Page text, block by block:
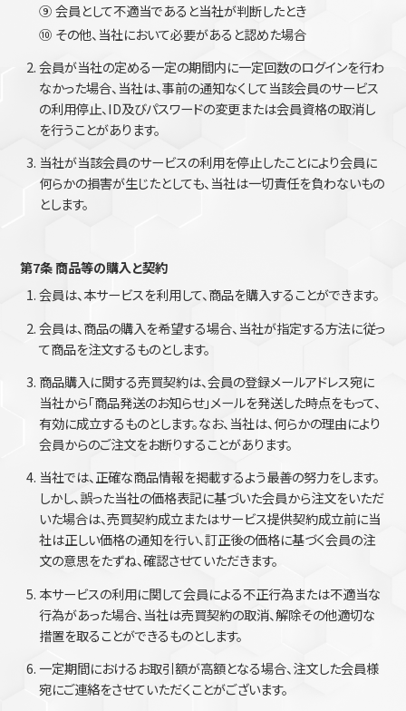
⑨ 会員として不適当であると当社が判断したとき
⑩ その他、当社において必要があると認めた場合
会員が当社の定める一定の期間内に一定回数のログインを行わ
なかった場合、当社は、事前の通知なくして当該会員のサービス
の利用停止、ID及びパスワードの変更または会員資格の取消し
を行うことがあります。
当社が当該会員のサービスの利用を停止したことにより会員に
何らかの損害が生じたとしても、当社は一切責任を負わないもの
とします。
第7条 商品等の購入と契約
会員は、本サービスを利用して、商品を購入することができます。
会員は、商品の購入を希望する場合、当社が指定する方法に従っ
て商品を注文するものとします。
商品購入に関する売買契約は、会員の登録メールアドレス宛に
当社から「商品発送のお知らせ｣メールを発送した時点をもって、
有効に成立するものとします。なお、当社は、何らかの理由により
会員からのご注文をお断りすることがあります。
当社では、正確な商品情報を掲載するよう最善の努力をします。
しかし、誤った当社の価格表記に基づいた会員から注文をいただ
いた場合は、売買契約成立またはサービス提供契約成立前に当
社は正しい価格の通知を行い、訂正後の価格に基づく会員の注
文の意思をたずね、確認させていただきます。
本サービスの利用に関して会員による不正行為または不適当な
行為があった場合、当社は売買契約の取消、解除その他適切な
措置を取ることができるものとします。
一定期間におけるお取引額が高額となる場合、注文した会員様
宛にご連絡をさせていただくことがございます。